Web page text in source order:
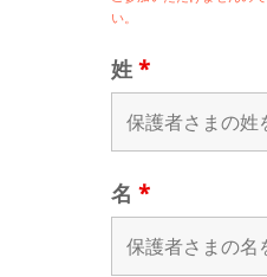
い。
姓 *
名 *